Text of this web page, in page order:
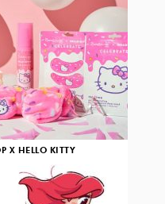
X HELLO KITTY
3